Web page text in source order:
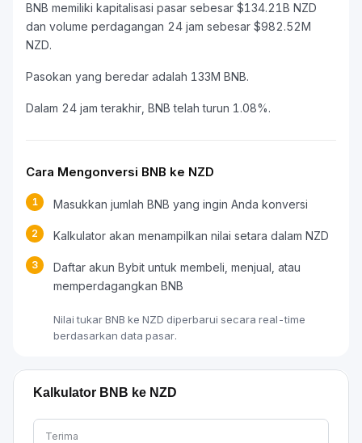
BNB memiliki kapitalisasi pasar sebesar $134.21B NZD
dan volume perdagangan 24 jam sebesar $982.52M
NZD.
Pasokan yang beredar adalah 133M BNB.
Dalam 24 jam terakhir, BNB telah turun 1.08%.
Cara Mengonversi BNB ke NZD
1 Masukkan jumlah BNB yang ingin Anda konversi
2 Kalkulator akan menampilkan nilai setara dalam NZD
3
Daftar akun Bybit untuk membeli, menjual, atau
memperdagangkan BNB
Nilai tukar BNB ke NZD diperbarui secara real-time
berdasarkan data pasar.
Kalkulator BNB ke NZD
Terima